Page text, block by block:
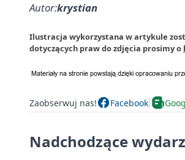
Autor:krystian
Ilustracja wykorzystana w artykule
dotyczących praw do zdjęcia prosimy o
Zaobserwuj nas! Facebook
Nadchodzące